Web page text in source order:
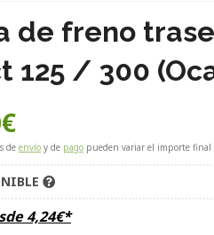
de freno
125 / 300
€
de envío y de pago pueden variar el importe final
4,24€*